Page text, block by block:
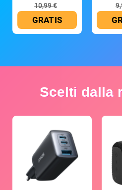
10,99 €
GRATIS
Scelti dalla